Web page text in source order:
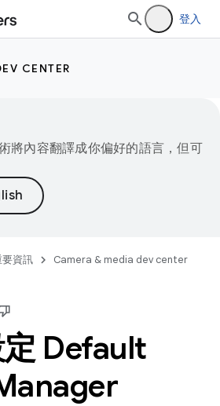
登入
CENTER
將內容翻譯成你偏好的語言，但可
要資訊
Camera & media dev center
Default